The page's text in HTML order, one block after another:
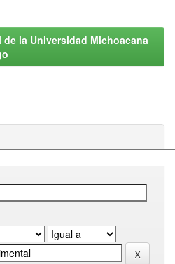
la Universidad Michoacana